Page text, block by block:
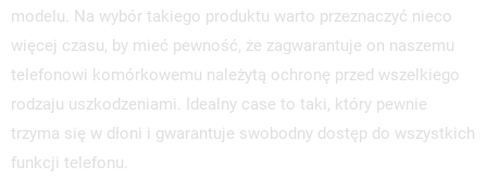
modelu. Na wybór takiego produktu warto przeznaczyć nieco
więcej czasu, by mieć pewność, że zagwarantuje on naszemu
telefonowi komórkowemu należytą ochronę przed wszelkiego
rodzaju uszkodzeniami. Idealny case to taki, który pewnie
trzyma się w dłoni i gwarantuje swobodny dostęp do wszystkich
funkcji telefonu.